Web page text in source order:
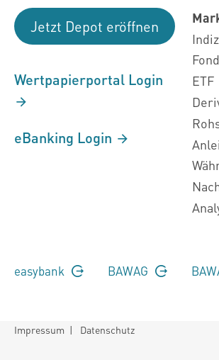
Jetzt Depot eröffnen
Wertpapierportal Login
eBanking Login
ETF
easybank BAWAG
Impressum | Datenschutz